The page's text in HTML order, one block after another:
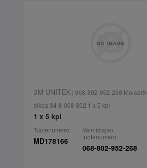
3M UNITEK| 068-802-952-268
oikea 34 & 068-802 1 x 5 kpl
1 x 5 kpl
Tuotenumero:
MD178166
Valmistajan
tuotenumero:
068-802-952-268